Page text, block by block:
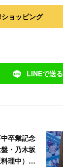
ョッピング
LINEで送る
卒業記念
・乃木坂
理中）